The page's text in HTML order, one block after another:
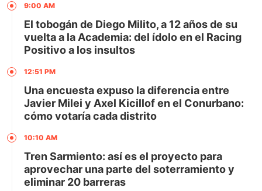
9:00 AM
El tobogán de Diego Milito, a 12 años de su
vuelta a la Academia: del ídolo en el Racing
Positivo a los insultos
12:51 PM
Una encuesta expuso la diferencia entre
Javier Milei y Axel Kicillof en el Conurbano:
cómo votaría cada distrito
10:10 AM
Tren Sarmiento: así es el proyecto para
aprovechar una parte del soterramiento y
eliminar 20 barreras